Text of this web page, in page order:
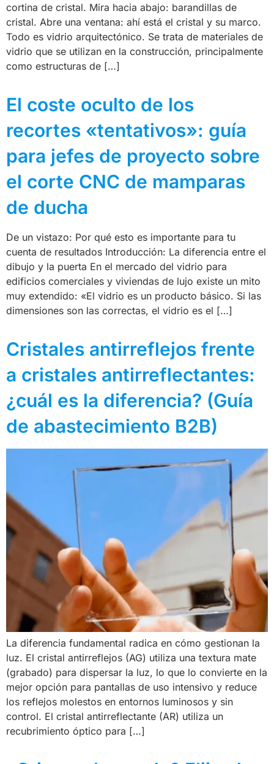
cortina de cristal. Mira hacia abajo: barandillas de
cristal. Abre una ventana: ahí está el cristal y su marco.
Todo es vidrio arquitectónico. Se trata de materiales de
vidrio que se utilizan en la construcción, principalmente
como estructuras de […]
El coste oculto de los
recortes «tentativos»: guía
para jefes de proyecto sobre
el corte CNC de mamparas
de ducha
De un vistazo: Por qué esto es importante para tu
cuenta de resultados Introducción: La diferencia entre el
dibujo y la puerta En el mercado del vidrio para
edificios comerciales y viviendas de lujo existe un mito
muy extendido: «El vidrio es un producto básico. Si las
dimensiones son las correctas, el vidrio es el […]
Cristales antirreflejos frente
a cristales antirreflectantes:
¿cuál es la diferencia? (Guía
de abastecimiento B2B)
La diferencia fundamental radica en cómo gestionan la
luz. El cristal antirreflejos (AG) utiliza una textura mate
(grabado) para dispersar la luz, lo que lo convierte en la
mejor opción para pantallas de uso intensivo y reduce
los reflejos molestos en entornos luminosos y sin
control. El cristal antirreflectante (AR) utiliza un
recubrimiento óptico para […]